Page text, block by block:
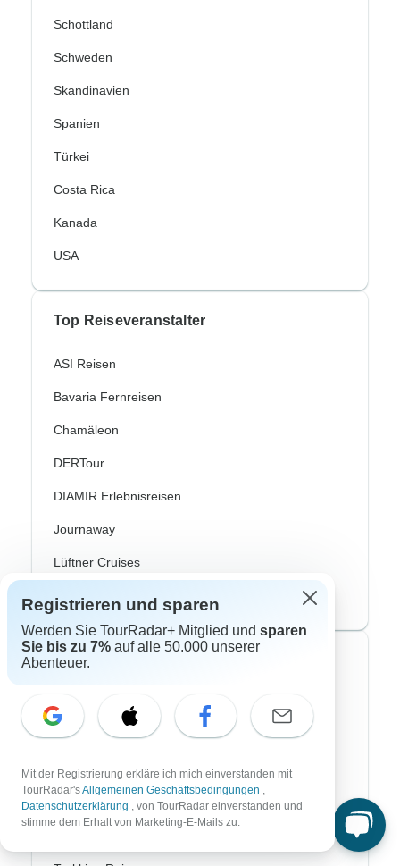
Schottland
Schweden
Skandinavien
Spanien
Türkei
Costa Rica
Kanada
USA
Top Reiseveranstalter
ASI Reisen
Bavaria Fernreisen
Chamäleon
DERTour
DIAMIR Erlebnisreisen
Journaway
Lüftner Cruises
SKR Reisen
Top Reisearten
Abenteuerreisen
Afrika Safari
Fahrradreisen
Flusskreuzfahrten
Registrieren und sparen
Werden Sie TourRadar+ Mitglied und sparen
Sie bis zu 7% auf alle 50.000 unserer
Abenteuer.
Mit der Registrierung erkläre ich mich einverstanden mit
TourRadar'sAllgemeinen Geschäftsbedingungen ,
Datenschutzerklärung , von TourRadar einverstanden und
stimme dem Erhalt von Marketing-E-Mails zu.